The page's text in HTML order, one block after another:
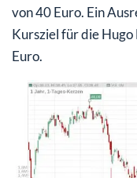
von 40 Euro. Ein
Kursziel für die
Euro.